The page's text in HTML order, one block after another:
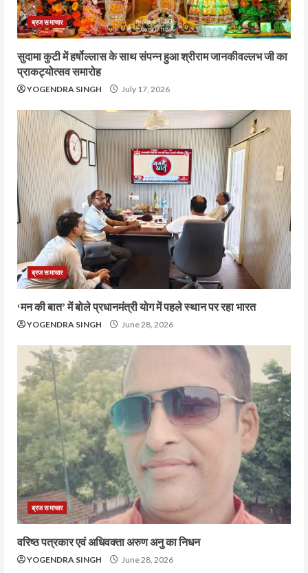
ब्रज समाचार
सुदामा कुटी में हर्षोल्लास के साथ संपन्न हुआ श्रीराम जानकीवल्लभ जी का
प्राकट्योत्सव समारोह
YOGENDRA SINGH July 17, 2026
ब्रज समाचार
‘मन की बात’ में बोले प्रधानमंत्री योग में पहले स्थान पर रहा भारत
YOGENDRA SINGH June 28, 2026
ब्रज समाचार
वरिष्ठ पत्रकार एवं अधिवक्ता अरुण अनु का निधन
YOGENDRA SINGH June 28, 2026